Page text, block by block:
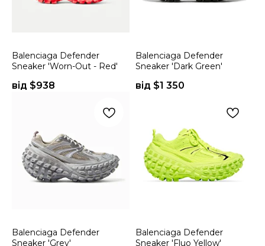
Balenciaga Defender
Sneaker 'Worn-Out - Red'
від $938
Balenciaga Defender
Sneaker 'Dark Green'
від $1 350
Balenciaga Defender
Sneaker 'Grey'
Balenciaga Defender
Sneaker 'Fluo Yellow'